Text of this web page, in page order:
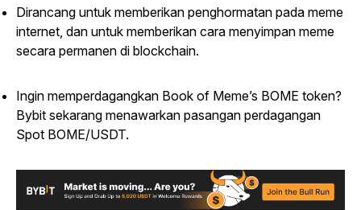
Dirancang untuk memberikan penghormatan pada meme
internet, dan untuk memberikan cara menyimpan meme
secara permanen di blockchain.
Ingin memperdagangkan Book of Meme’s BOME token?
Bybit sekarang menawarkan pasangan perdagangan
Spot BOME/USDT.